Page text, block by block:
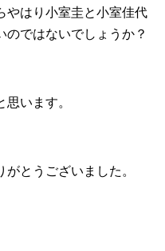
やはり小室圭と小室佳代
のではないでしょうか？
います。
とうございました。